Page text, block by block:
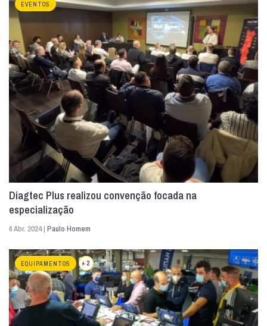
EVENTOS
Diagtec Plus realizou convenção focada na
especialização
6 Abr. 2024 | Paulo Homem
EQUIPAMENTOS + 2